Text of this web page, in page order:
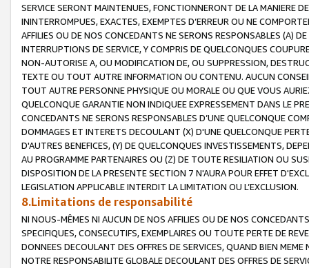
SERVICE SERONT MAINTENUES, FONCTIONNERONT DE LA MANIERE
ININTERROMPUES, EXACTES, EXEMPTES D’ERREUR OU NE
AFFILIES OU DE NOS CONCEDANTS NE SERONS RESPONSABLES (A)
INTERRUPTIONS DE SERVICE, Y COMPRIS DE QUELCONQUES
NON-AUTORISE A, OU MODIFICATION DE, OU SUPPRESSION,
TEXTE OU TOUT AUTRE INFORMATION OU CONTENU. AUCUN
TOUT AUTRE PERSONNE PHYSIQUE OU MORALE OU QUE VOUS
QUELCONQUE GARANTIE NON INDIQUEE EXPRESSEMENT DANS LE
CONCEDANTS NE SERONS RESPONSABLES D’UNE QUELCONQUE
DOMMAGES ET INTERETS DECOULANT (X) D'UNE QUELCONQUE
D'AUTRES BENEFICES, (Y) DE QUELCONQUES INVESTISSEMENTS,
AU PROGRAMME PARTENAIRES OU (Z) DE TOUTE RESILIATION OU
DISPOSITION DE LA PRESENTE SECTION 7 N'AURA POUR EFFET
LEGISLATION APPLICABLE INTERDIT LA LIMITATION OU L’EXCLUSION.
8.Limitations de responsabilité
NI NOUS-MÊMES NI AUCUN DE NOS AFFILIES OU DE NOS
SPECIFIQUES, CONSECUTIFS, EXEMPLAIRES OU TOUTE PERTE DE
DONNEES DECOULANT DES OFFRES DE SERVICES, QUAND BIEN
NOTRE RESPONSABILITE GLOBALE DECOULANT DES OFFRES DE